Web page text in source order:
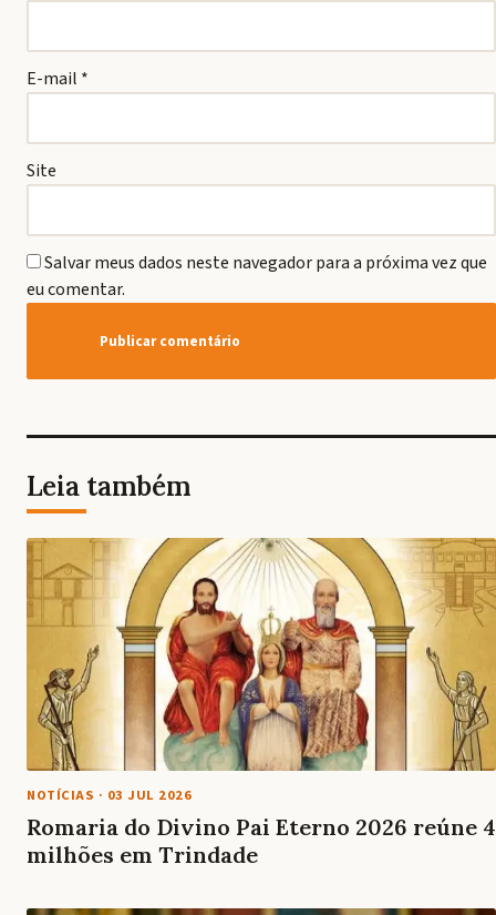
E-mail *
Site
Salvar meus dados neste navegador para a próxima vez que
eu comentar.
Leia também
NOTÍCIAS · 03 JUL 2026
Romaria do Divino Pai Eterno 2026 reúne 4
milhões em Trindade